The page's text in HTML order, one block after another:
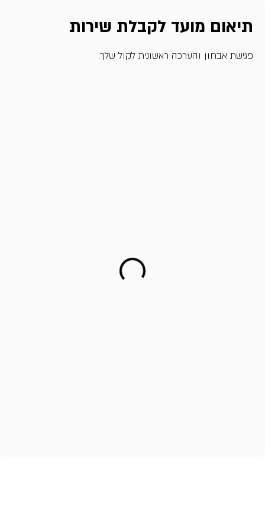
תיאום מועד לקבלת שירות
פגישת אבחון והערכה ראשונית לקול שלך.